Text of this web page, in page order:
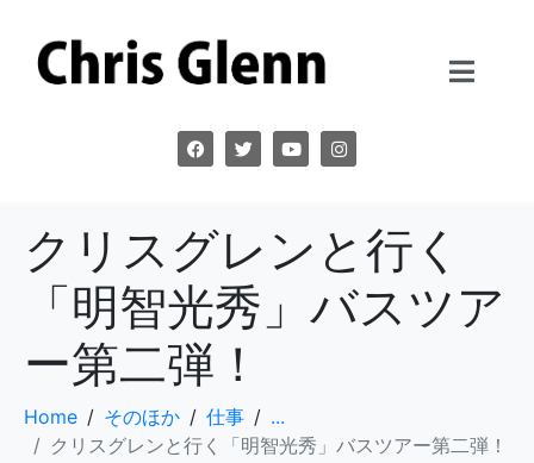
クリスグレンと行く
「明智光秀」バスツア
ー第二弾！
Home そのほか 仕事
...
クリスグレンと行く「明智光秀」バスツアー第二弾！